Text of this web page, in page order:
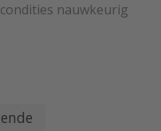
nauwkeurig